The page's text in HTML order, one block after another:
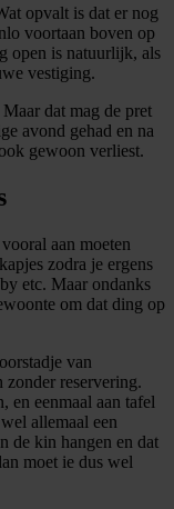
opvalt is dat er nog
voortaan boven op
open is natuurlijk, als
vestiging.
dat mag de pret
avond gehad en na
gewoon verliest.
aan moeten
zodra je ergens
etc. Maar ondanks
om dat ding op
van
zonder reservering.
en eenmaal aan tafel
allemaal een
de kin hangen en dat
moet ie dus wel